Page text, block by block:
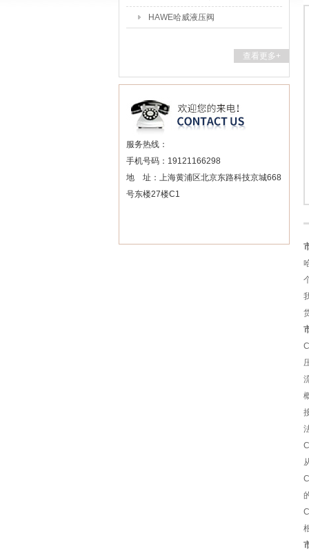
HAWE哈威液压阀
查看更多+
服务热线：
手机号码：19121166298
地 址：上海黄浦区北京东路科技京城668
号东楼27楼C1